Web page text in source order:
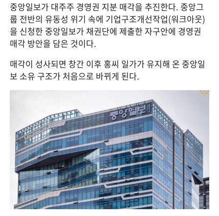
중앙일보가 대주주 경영권 지분 매각을 추진한다. 중앙그
룹 전반의 유동성 위기 속에 기업구조개선작업(워크아웃)
을 신청한 중앙일보가 채권단에 제출한 자구안에 경영권
매각 방안을 담은 것이다.
매각이 성사되면 창간 이후 홍씨 일가가 유지해 온 중앙일
보 소유 구조가 처음으로 바뀌게 된다.